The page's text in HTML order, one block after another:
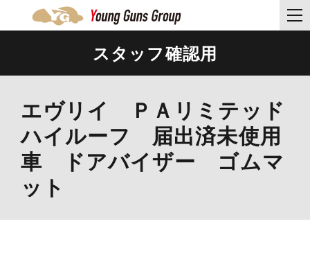
スタッフ確認用
エヴリイ ＰＡリミテッド
ハイルーフ 届出済未使用
車 ドアバイザー ゴムマ
ット